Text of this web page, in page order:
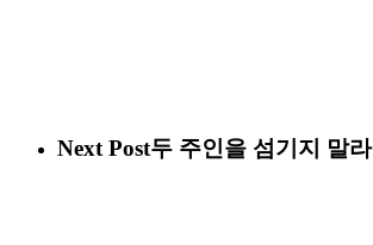
Next Post두 주인을 섬기지 말라